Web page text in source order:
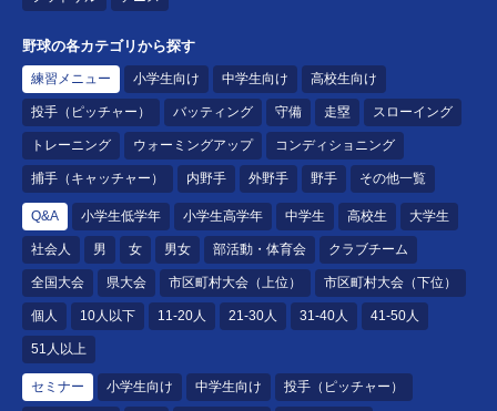
野球の各カテゴリから探す
練習メニュー 小学生向け 中学生向け 高校生向け
投手（ピッチャー） バッティング 守備 走塁 スローイング
トレーニング ウォーミングアップ コンディショニング
捕手（キャッチャー） 内野手 外野手 野手 その他一覧
Q&A 小学生低学年 小学生高学年 中学生 高校生 大学生
社会人 男 女 男女 部活動・体育会 クラブチーム
全国大会 県大会 市区町村大会（上位） 市区町村大会（下位）
個人 10人以下 11-20人 21-30人 31-40人 41-50人
51人以上
セミナー 小学生向け 中学生向け 投手（ピッチャー）